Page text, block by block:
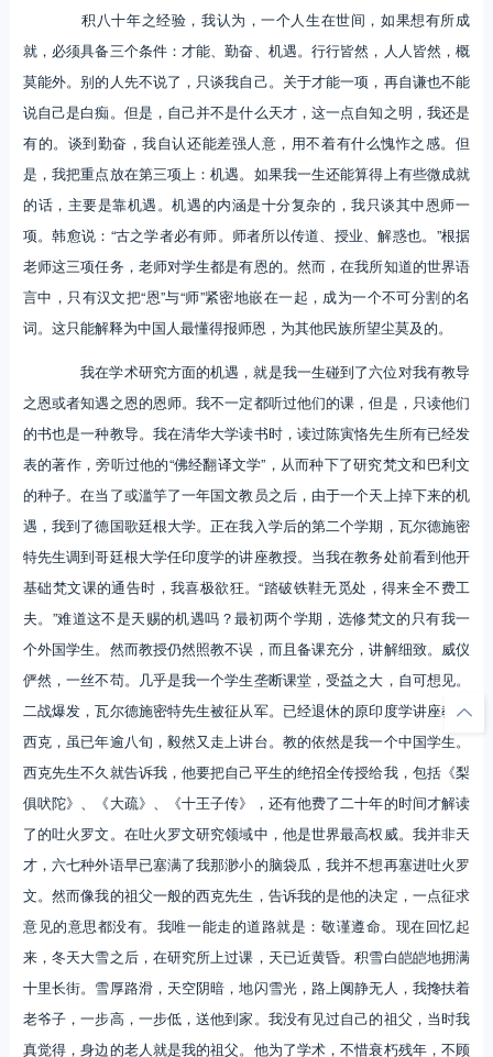
积八十年之经验，我认为，一个人生在世间，如果想有所成
就，必须具备三个条件：才能、勤奋、机遇。行行皆然，人人皆然，概
莫能外。别的人先不说了，只谈我自己。关于才能一项，再自谦也不能
说自己是白痴。但是，自己并不是什么天才，这一点自知之明，我还是
有的。谈到勤奋，我自认还能差强人意，用不着有什么愧怍之感。但
是，我把重点放在第三项上：机遇。如果我一生还能算得上有些微成就
的话，主要是靠机遇。机遇的内涵是十分复杂的，我只谈其中恩师一
项。韩愈说：“古之学者必有师。师者所以传道、授业、解惑也。”根据
老师这三项任务，老师对学生都是有恩的。然而，在我所知道的世界语
言中，只有汉文把“恩”与“师”紧密地嵌在一起，成为一个不可分割的名
词。这只能解释为中国人最懂得报师恩，为其他民族所望尘莫及的。
我在学术研究方面的机遇，就是我一生碰到了六位对我有教导
之恩或者知遇之恩的恩师。我不一定都听过他们的课，但是，只读他们
的书也是一种教导。我在清华大学读书时，读过陈寅恪先生所有已经发
表的著作，旁听过他的“佛经翻译文学”，从而种下了研究梵文和巴利文
的种子。在当了或滥竽了一年国文教员之后，由于一个天上掉下来的机
遇，我到了德国歌廷根大学。正在我入学后的第二个学期，瓦尔德施密
特先生调到哥廷根大学任印度学的讲座教授。当我在教务处前看到他开
基础梵文课的通告时，我喜极欲狂。“踏破铁鞋无觅处，得来全不费工
夫。”难道这不是天赐的机遇吗？最初两个学期，选修梵文的只有我一
个外国学生。然而教授仍然照教不误，而且备课充分，讲解细致。威仪
俨然，一丝不苟。几乎是我一个学生垄断课堂，受益之大，自可想见。
二战爆发，瓦尔德施密特先生被征从军。已经退休的原印度学讲座教授
西克，虽已年逾八旬，毅然又走上讲台。教的依然是我一个中国学生。
西克先生不久就告诉我，他要把自己平生的绝招全传授给我，包括《梨
俱吠陀》、《大疏》、《十王子传》，还有他费了二十年的时间才解读
了的吐火罗文。在吐火罗文研究领域中，他是世界最高权威。我并非天
才，六七种外语早已塞满了我那渺小的脑袋瓜，我并不想再塞进吐火罗
文。然而像我的祖父一般的西克先生，告诉我的是他的决定，一点征求
意见的意思都没有。我唯一能走的道路就是：敬谨遵命。现在回忆起
来，冬天大雪之后，在研究所上过课，天已近黄昏。积雪白皑皑地拥满
十里长街。雪厚路滑，天空阴暗，地闪雪光，路上阒静无人，我搀扶着
老爷子，一步高，一步低，送他到家。我没有见过自己的祖父，当时我
真觉得，身边的老人就是我的祖父。他为了学术，不惜衰朽残年，不顾